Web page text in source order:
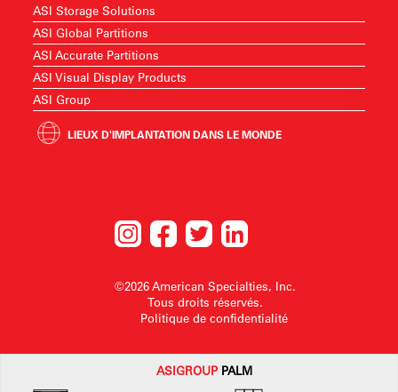
ASIGROUP PALM
ASI Storage Solutions
ASI Global Partitions
ASI Accurate Partitions
ASI Visual Display Products
ASI Group
LIEUX D'IMPLANTATION DANS LE MONDE
©2026 American Specialties, Inc.
Tous droits réservés.
Politique de confidentialité